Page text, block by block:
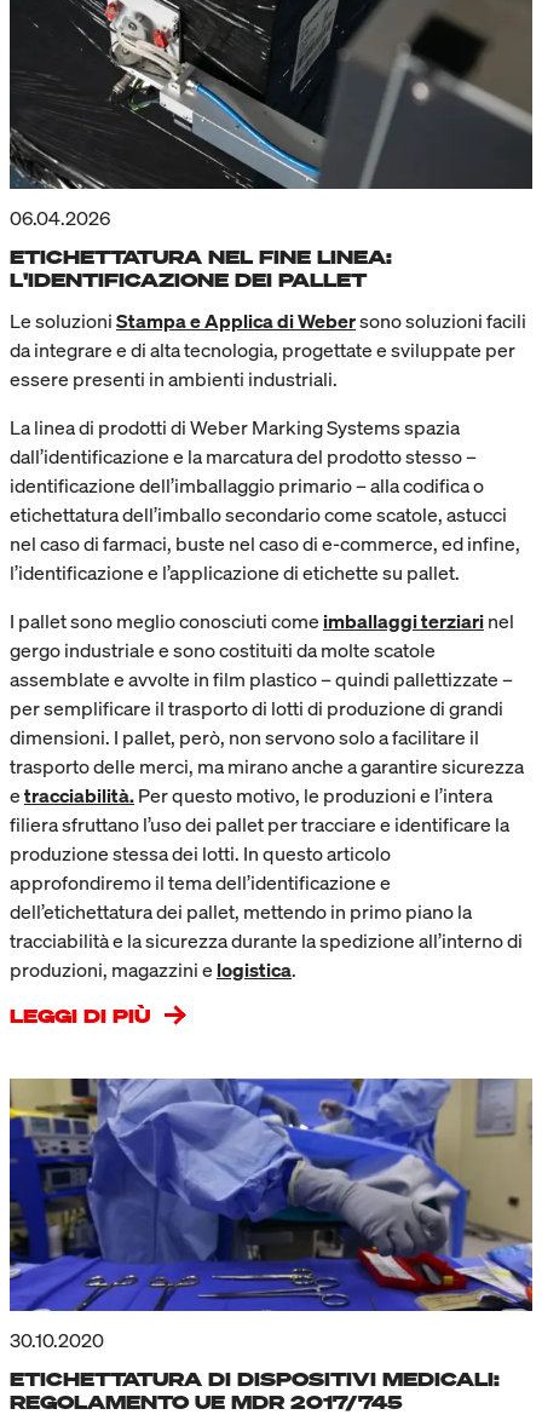
06.04.2026
ETICHETTATURA NEL FINE LINEA:
L'IDENTIFICAZIONE DEI PALLET
Le soluzioniStampa e Applica di Webersono soluzioni facili
da integrare e di alta tecnologia, progettate e sviluppate per
essere presenti in ambienti industriali.
La linea di prodotti di Weber Marking Systems spazia
dall’identificazione e la marcatura del prodotto stesso –
identificazione dell’imballaggio primario – alla codifica o
etichettatura dell’imballo secondario come scatole, astucci
nel caso di farmaci, buste nel caso di e-commerce, ed infine,
l’identificazione e l’applicazione di etichette su pallet.
I pallet sono meglio conosciuti comeimballaggi terziarinel
gergo industriale e sono costituiti da molte scatole
assemblate e avvolte in film plastico – quindi pallettizzate –
per semplificare il trasporto di lotti di produzione di grandi
dimensioni. I pallet, però, non servono solo a facilitare il
trasporto delle merci, ma mirano anche a garantire sicurezza
etracciabilità.Per questo motivo, le produzioni e l’intera
filiera sfruttano l’uso dei pallet per tracciare e identificare la
produzione stessa dei lotti. In questo articolo
approfondiremo il tema dell’identificazione e
dell’etichettatura dei pallet, mettendo in primo piano la
tracciabilità e la sicurezza durante la spedizione all’interno di
produzioni, magazzini e logistica.
LEGGI DI PIÙ
30.10.2020
ETICHETTATURA DI DISPOSITIVI MEDICALI:
REGOLAMENTO UE MDR 2017/745